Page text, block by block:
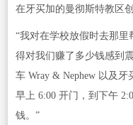
在牙买加的曼彻斯特教区
“我对在学校放假时去那里
得对我们赚了多少钱感到
车 Wray & Nephew 以及
早上 6:00 开门，到下午
钱。”